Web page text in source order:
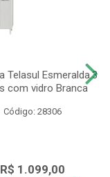
Telasul Esmeralda.3
com vidro Branca
Código: 28306
R$ 1.099,00